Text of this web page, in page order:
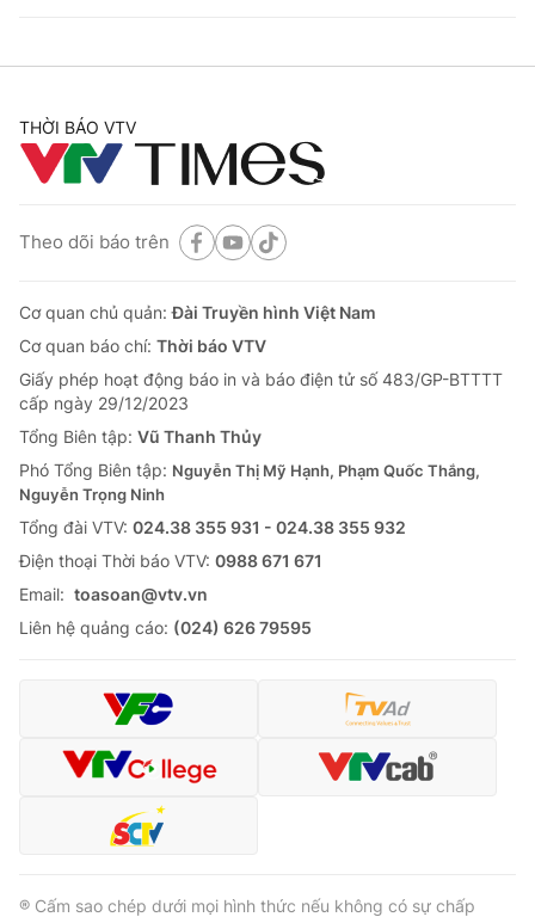
THỜI BÁO VTV
Theo dõi báo trên
Cơ quan chủ quản:Đài Truyền hình Việt Nam
Cơ quan báo chí: Thời báo VTV
Giấy phép hoạt động báo in và báo điện tử số 483/GP-BTTTT
cấp ngày 29/12/2023
Tổng Biên tập: Vũ Thanh Thủy
Phó Tổng Biên tập: Nguyễn Thị Mỹ Hạnh, Phạm Quốc Thắng,
Nguyễn Trọng Ninh
Tổng đài VTV: 024.38 355 931 - 024.38 355 932
Ðiện thoại Thời báo VTV: 0988 671 671
Email: toasoan@vtv.vn
Liên hệ quảng cáo: (024) 626 79595
® Cấm sao chép dưới mọi hình thức nếu không có sự chấp